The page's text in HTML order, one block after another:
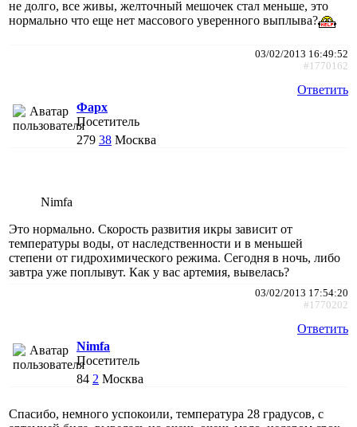
не долго, все живы, желточный мешочек стал меньше, это
нормально что еще нет массового уверенного выплыва?
03/02/2013 16:49:52
#1770162
Ответить
Фарх
Посетитель
279 38 Москва
Nimfa
Это нормально. Скорость развития икры зависит от
температуры воды, от наследственности и в меньшей
степени от гидрохимического режима. Сегодня в ночь, либо
завтра уже поплывут. Как у вас артемия, вывелась?
03/02/2013 17:54:20
#1770202
Ответить
Nimfa
Посетитель
84 2 Москва
Спасибо, немного успокоили, температура 28 градусов, с